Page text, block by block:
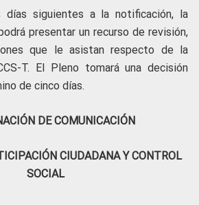
siguientes a la notificación, la
presentar un recurso de revisión,
que le asistan respecto de la
T. El Pleno tomará una decisión
de cinco días.
DE COMUNICACIÓN
CIUDADANA Y CONTROL
SOCIAL